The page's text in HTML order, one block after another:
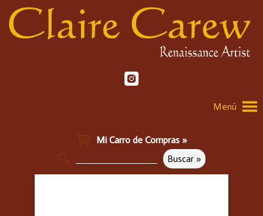
Menú
Mi Carro de Compras »